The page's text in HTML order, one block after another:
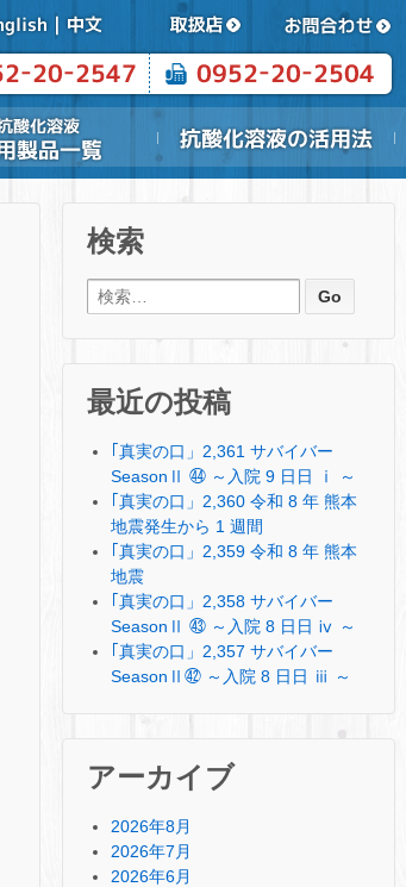
検索
検索:
最近の投稿
｢真実の口」2,361 サバイバー
SeasonⅡ ㊹ ～入院 9 日日 ⅰ ～
｢真実の口」2,360 令和 8 年 熊本
地震発生から 1 週間
｢真実の口」2,359 令和 8 年 熊本
地震
｢真実の口」2,358 サバイバー
SeasonⅡ ㊸ ～入院 8 日日 ⅳ ～
｢真実の口」2,357 サバイバー
SeasonⅡ㊷ ～入院 8 日日 ⅲ ～
アーカイブ
2026年8月
2026年7月
2026年6月